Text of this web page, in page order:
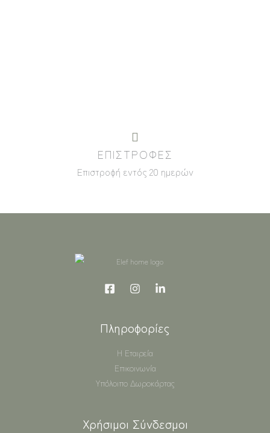
ΕΠΙΣΤΡΟΦΕΣ
Επιστροφή εντός 20 ημερών
Πληροφορίες
Η Εταιρεία
Επικοινωνία
Υπόλοιπο Δωροκάρτας
Χρήσιμοι Σύνδεσμοι